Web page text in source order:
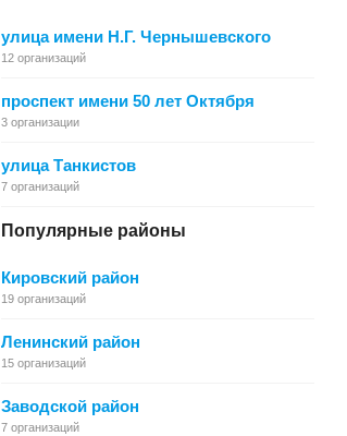
улица имени Н.Г. Чернышевского
12 организаций
проспект имени 50 лет Октября
3 организации
улица Танкистов
7 организаций
Популярные районы
Кировский район
19 организаций
Ленинский район
15 организаций
Заводской район
7 организаций